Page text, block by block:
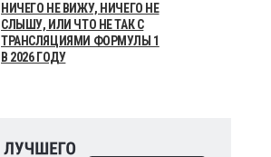
НИЧЕГО НЕ ВИЖУ, НИЧЕГО НЕ
СЛЫШУ, ИЛИ ЧТО НЕ ТАК С
ТРАНСЛЯЦИЯМИ ФОРМУЛЫ 1
В 2026 ГОДУ